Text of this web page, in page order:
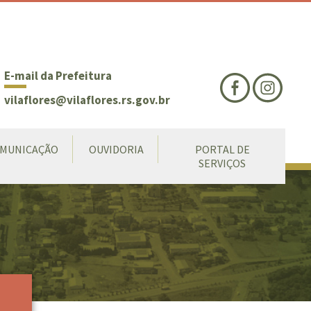
E-mail da Prefeitura
vilaflores@vilaflores.rs.gov.br
OUVIDORIA
PORTAL DE
SERVIÇOS